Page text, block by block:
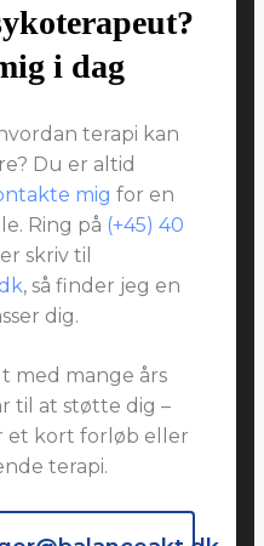
i dag
terapi kan
Du er altid
mig for en
Ring på (+45) 40
skriv til
, så finder jeg en
dig.
med mange års
til at støtte dig –
et kort forløb eller
terapi.